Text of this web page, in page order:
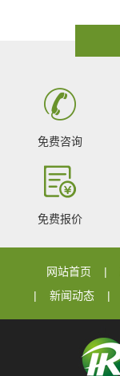
免费咨询
免费报价
网站首页
新闻动态